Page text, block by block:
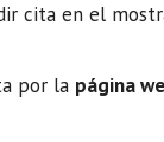
cita en el
por la página